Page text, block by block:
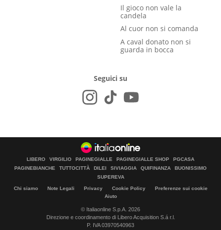
Il gioco non vale la
candela
Al cuor non si comanda
A caval donato non si
guarda in bocca
Seguici su
LIBERO VIRGILIO PAGINEGIALLE PAGINEGIALLE SHOP
PGCASA
PAGINEBIANCHE
TUTTOCITTÀ DILEI SIVIAGGIA QUIFINANZA
BUONISSIMO
SUPEREVA
Chi siamo Note Legali Privacy Cookie Policy
Preferenze sui cookie
Aiuto
© Italiaonline S.p.A. 2026
Direzione e coordinamento di Libero Acquisition S.á r.l.
P. IVA 03970540963